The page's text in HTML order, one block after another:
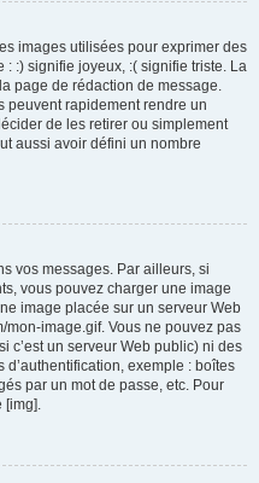
images utilisées pour exprimer des
:) signifie joyeux, :( signifie triste. La
page de rédaction de message.
peuvent rapidement rendre un
de les retirer ou simplement
aussi avoir défini un nombre
vos messages. Par ailleurs, si
vous pouvez charger une image
image placée sur un serveur Web
mon-image.gif. Vous ne pouvez pas
c’est un serveur Web public) ni des
exemple : boîtes
par un mot de passe, etc. Pour
[img].